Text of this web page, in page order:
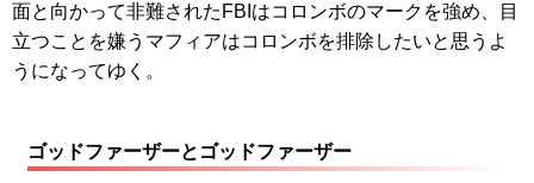
面と向かって非難されたFBIはコロンボのマークを強め、目
立つことを嫌うマフィアはコロンボを排除したいと思うよ
うになってゆく。
ゴッドファーザーとゴッドファーザー